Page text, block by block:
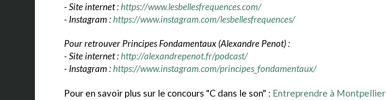
- Site internet : https://www.lesbellesfrequences.com/
- Instagram : https://www.instagram.com/lesbellesfrequences/
Pour retrouver Principes Fondamentaux (Alexandre Penot) :
- Site internet : http://alexandrepenot.fr/podcast/
- Instagram : https://www.instagram.com/principes_fondamentaux/
Pour en savoir plus sur le concours "C dans le son" : Entreprendre à Montpellier